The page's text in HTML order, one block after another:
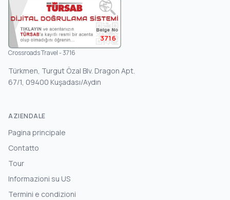
3716
Crossroads Travel - 3716
Türkmen, Turgut Özal Blv. Dragon Apt.
67/1, 09400 Kuşadası/Aydın
AZIENDALE
Pagina principale
Contatto
Tour
Informazioni su US
Termini e condizioni